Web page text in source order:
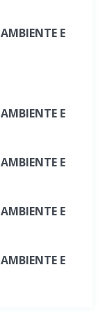
E
E
E
E
E